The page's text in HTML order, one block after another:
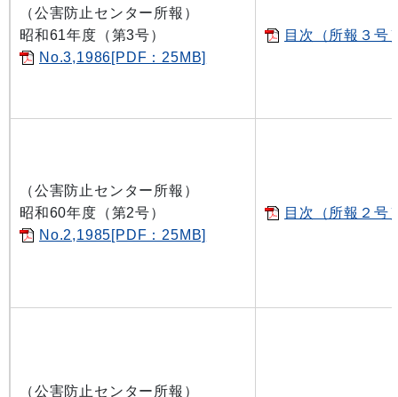
（公害防止センター所報）
昭和61年度（第3号）
No.3,1986[PDF：25MB]
目次（所報３号
（公害防止センター所報）
昭和60年度（第2号）
No.2,1985[PDF：25MB]
目次（所報２号
（公害防止センター所報）